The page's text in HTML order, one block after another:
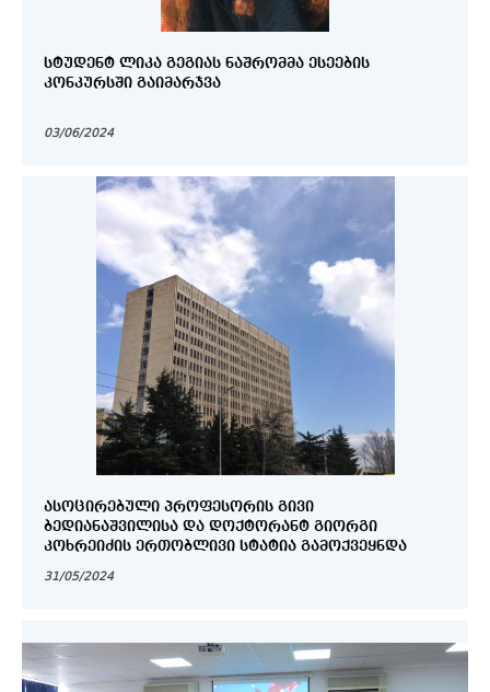
ᲡᲢᲣᲓᲔᲜᲢ ᲚᲘᲙᲐ ᲒᲔᲒᲘᲐᲡ ᲜᲐᲨᲠᲝᲛᲛᲐ ᲔᲡᲔᲔᲑᲘᲡ
ᲙᲝᲜᲙᲣᲠᲡᲨᲘ ᲒᲐᲘᲛᲐᲠᲯᲕᲐ
03/06/2024
ᲐᲡᲝᲪᲘᲠᲔᲑᲣᲚᲘ ᲞᲠᲝᲤᲔᲡᲝᲠᲘᲡ ᲒᲘᲕᲘ
ᲑᲔᲓᲘᲐᲜᲐᲨᲕᲘᲚᲘᲡᲐ ᲓᲐ ᲓᲝᲥᲢᲝᲠᲐᲜᲢ ᲒᲘᲝᲠᲒᲘ
ᲙᲝᲮᲠᲔᲘᲫᲘᲡ ᲔᲠᲗᲝᲑᲚᲘᲕᲘ ᲡᲢᲐᲢᲘᲐ ᲒᲐᲛᲝᲥᲕᲔᲧᲜᲓᲐ
31/05/2024